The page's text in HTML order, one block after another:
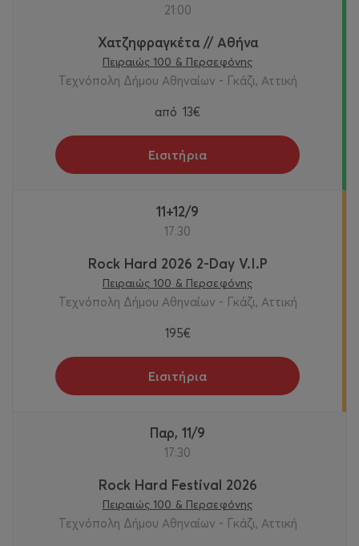
21:00
Χατζηφραγκέτα // Αθήνα
Πειραιώς 100 & Περσεφόνης
Τεχνόπολη Δήμου Αθηναίων - Γκάζι, Αττική
από 13€
Εισιτήρια
11+12/9
17:30
Rock Hard 2026 2-Day V.I.P
Πειραιώς 100 & Περσεφόνης
Τεχνόπολη Δήμου Αθηναίων - Γκάζι, Αττική
195€
Εισιτήρια
Παρ, 11/9
17:30
Rock Hard Festival 2026
Πειραιώς 100 & Περσεφόνης
Τεχνόπολη Δήμου Αθηναίων - Γκάζι, Αττική